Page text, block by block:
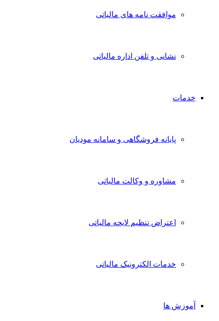
موافقت نامه های مالیاتی
نشانی و تلفن اداره مالیاتی
خدمات
پایانه فروشگاهی و سامانه مودیان
مشاوره و وکالت مالیاتی
اعتراض تنظیم لایحه مالیاتی
خدمات الکترونیک مالیاتی
آموزش ها